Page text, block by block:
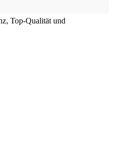
Top-Qualität und